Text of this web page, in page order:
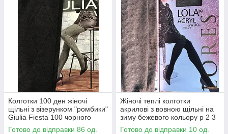
Колготки 100 ден жіночі
щільні з візерунком "ромбики"
Giulia Fiesta 100 чорного
кольору 2 3 4
Готово до відправки 86 од.
Жіночі теплі колготки
акрилові з вовною щільні на
зиму бежевого кольору р 2 3
4 5
Готово до відправки 10 од.